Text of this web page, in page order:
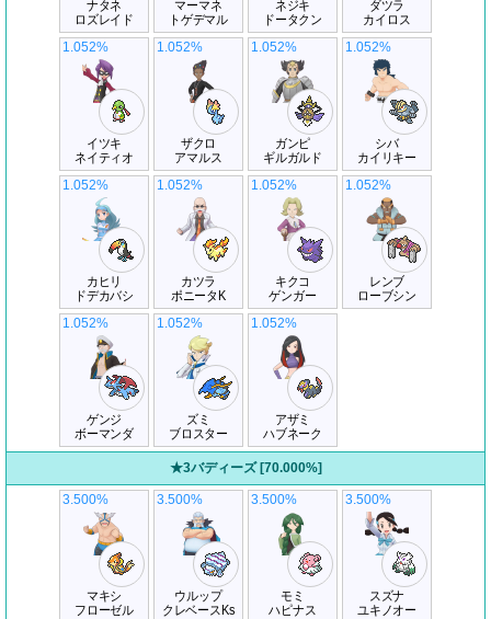
ナタネ
ロズレイド
マーマネ
トゲデマル
ネジキ
ドータクン
ダツラ
カイロス
イツキ
ネイティオ
1.052%
ザクロ
アマルス
1.052%
ガンピ
ギルガルド
1.052%
シバ
カイリキー
1.052%
カヒリ
ドデカバシ
1.052%
カツラ
ポニータK
1.052%
キクコ
ゲンガー
1.052%
レンブ
ローブシン
1.052%
ゲンジ
ボーマンダ
1.052%
ズミ
ブロスター
1.052%
アザミ
ハブネーク
1.052%
★3バディーズ [70.000%]
マキシ
フローゼル
3.500%
ウルップ
クレベースKs
3.500%
モミ
ハピナス
3.500%
スズナ
ユキノオー
3.500%